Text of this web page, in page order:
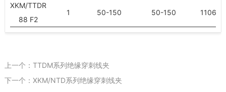
XKM/TTDR
88 F2
1 50-150 50-150 110675
上一个：TTDM系列绝缘穿刺线夹
下一个：XKM/NTD系列绝缘穿刺线夹